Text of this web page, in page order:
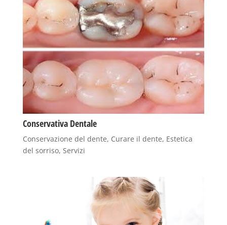
Conservativa Dentale
Conservazione del dente, Curare il dente, Estetica
del sorriso, Servizi